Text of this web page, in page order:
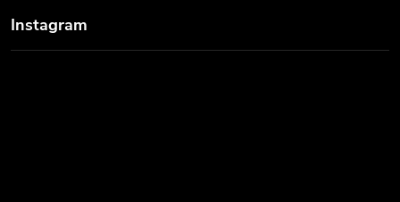
Instagram